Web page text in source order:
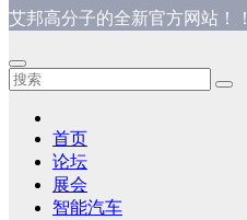
艾邦高分子的全新官方网站！！
首页
论坛
展会
智能汽车